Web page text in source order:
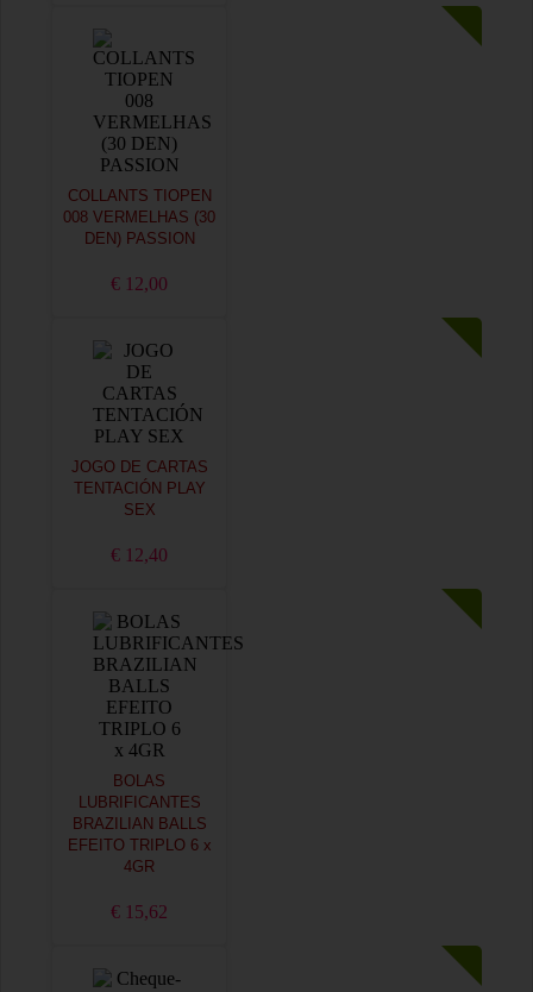
COLLANTS TIOPEN
008 VERMELHAS (30
DEN) PASSION
€ 12,00
JOGO DE CARTAS
TENTACIÓN PLAY
SEX
€ 12,40
BOLAS
LUBRIFICANTES
BRAZILIAN BALLS
EFEITO TRIPLO 6 x
4GR
€ 15,62